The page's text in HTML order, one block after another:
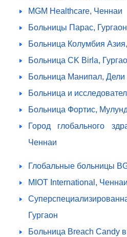
MGM Healthcare, Ченнаи
Больницы Парас, Гургаон
Больница Колумбия
Больница CK Birla,
Больница Манипал, Дели
Больница и
Больница Фортис,
Город глобального
Ченнаи
Глобальные больницы
MIOT International, Ченнаи
Гургаон
Больница Breach Candy